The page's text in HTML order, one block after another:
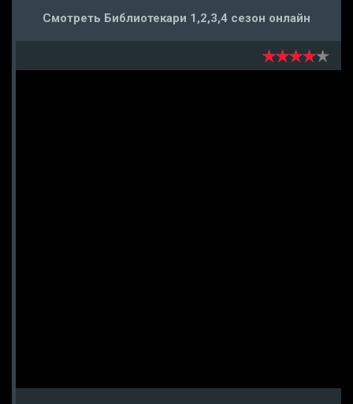
Смотреть Библиотекари 1,2,3,4 сезон онлайн